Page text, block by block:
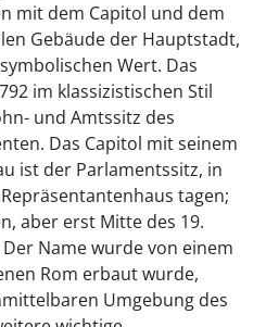
mit dem Capitol und dem
Gebäude der Hauptstadt,
Wert. Das
im klassizistischen Stil
und Amtssitz des
Das Capitol mit seinem
ist der Parlamentssitz, in
tagen;
aber erst Mitte des 19.
Name wurde von einem
Rom erbaut wurde,
Umgebung des